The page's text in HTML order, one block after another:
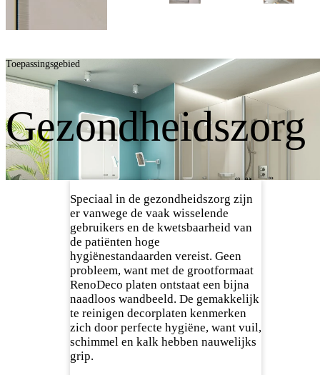
Toepassingsgebied
Gezondheidszorg
Speciaal in de gezondheidszorg zijn
er vanwege de vaak wisselende
gebruikers en de kwetsbaarheid van
de patiënten hoge
hygiënestandaarden vereist. Geen
probleem, want met de grootformaat
RenoDeco platen ontstaat een bijna
naadloos wandbeeld. De gemakkelijk
te reinigen decorplaten kenmerken
zich door perfecte hygiëne, want vuil,
schimmel en kalk hebben nauwelijks
grip.